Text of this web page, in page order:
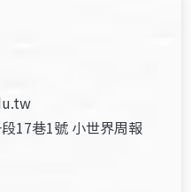
17巷1號 小世界周報